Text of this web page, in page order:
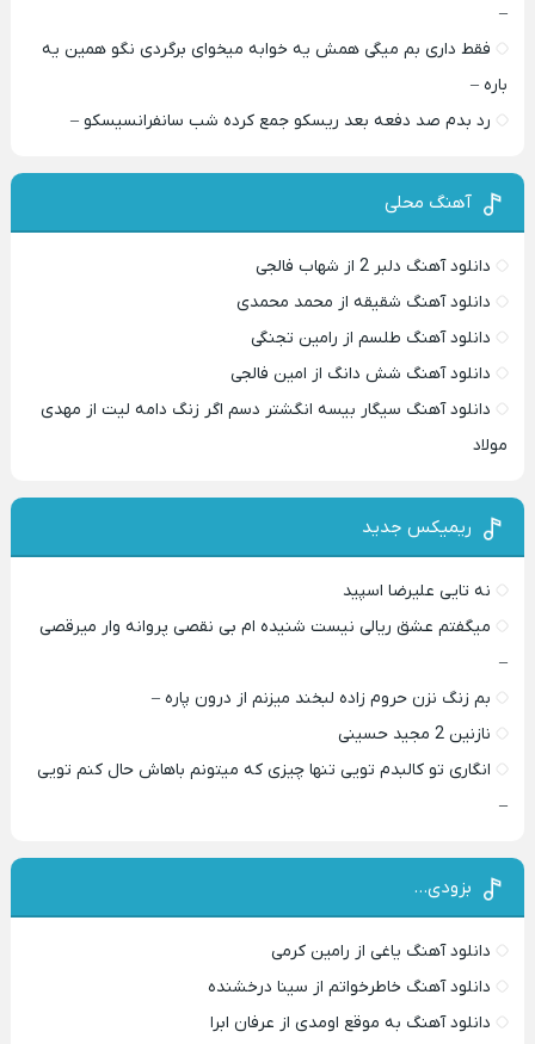
–
فقط داری بم میگی همش یه خوابه میخوای برگردی نگو همین یه
باره –
رد بدم صد دفعه بعد ریسکو جمع کرده شب سانفرانسیسکو –
آهنگ محلی
دانلود آهنگ دلبر 2 از شهاب فالجی
دانلود آهنگ شقیقه از محمد محمدی
دانلود آهنگ طلسم از رامین تجنگی
دانلود آهنگ شش دانگ از امین فالجی
دانلود آهنگ سیگار بیسه انگشتر دسم اگر زنگ دامه لیت از مهدی
مولاد
ریمیکس جدید
نه تایی علیرضا اسپید
میگفتم عشق ریالی نیست شنیده ام بی نقصی پروانه وار میرقصی
–
بم زنگ نزن حروم زاده لبخند میزنم از درون پاره –
نازنین 2 مجید حسینی
انگاری تو کالبدم تویی تنها چیزی که میتونم باهاش حال کنم تویی
–
بزودی…
دانلود آهنگ یاغی از رامین کرمی
دانلود آهنگ خاطرخواتم از سینا درخشنده
دانلود آهنگ به موقع اومدی از عرفان ابرا